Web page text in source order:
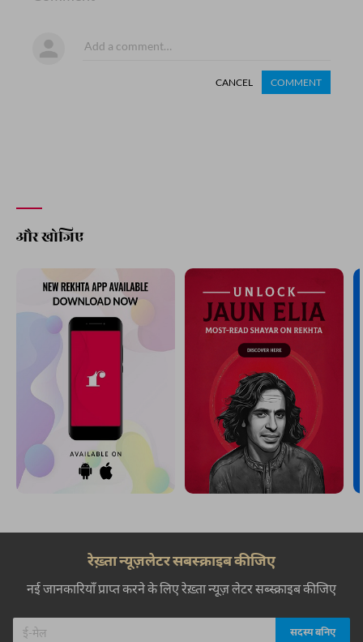
CANCEL COMMENT
और खोजिए
रेख़्ता न्यूज़लेटर सबस्क्राइब कीजिए
नई जानकारियाँ प्राप्त करने के लिए रेख़्ता न्यूज़ लेटर सब्स्क्राइब कीजिए